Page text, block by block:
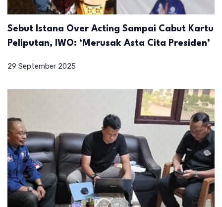
Sebut Istana Over Acting Sampai Cabut Kartu
Peliputan, IWO: ‘Merusak Asta Cita Presiden’
29 September 2025